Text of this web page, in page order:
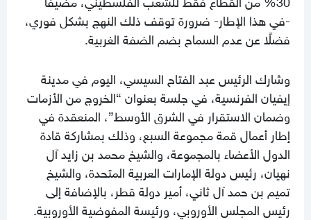
-في هذا الإطار- ضرورة توقف ذلك النهج بشكل فوري،
فضلًا عن عدم السماح بضم الضفة الغربية.
وشارك الرئيس عبد الفتاح السيسي، اليوم في مدينة
إيفيان الفرنسية، في جلسة بعنوان “الخروج من الأزمات
وضمان الاستقرار في الشرق الأوسط”، المنعقدة في
إطار أعمال قمة مجموعة السبع، وذلك بمشاركة قادة
الدول الأعضاء بالمجموعة، والشيخ محمد بن زايد آل
نهيان، رئيس دولة الإمارات العربية المتحدة، والشيخ
تميم بن حمد آل ثاني، أمير دولة قطر، بالإضافة إلى
رئيس المجلس الأوروبي، ورئيسة المفوضية الأوروبية.